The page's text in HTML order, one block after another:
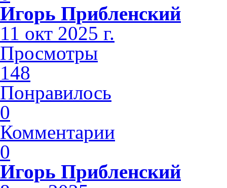
Игорь Прибленский
11 окт 2025 г.
Просмотры
148
Понравилось
0
Комментарии
0
Игорь Прибленский